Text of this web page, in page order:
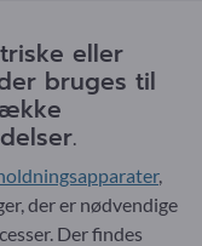
eller
bruges til
,
der er nødvendige
Der findes